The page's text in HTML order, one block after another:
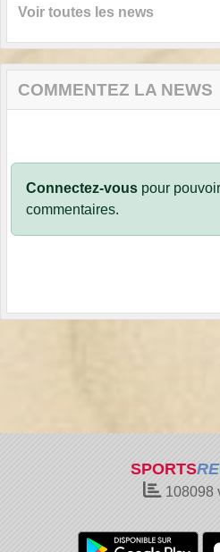
Voir toutes les news
COMMENTEZ LA NEWS
Connectez-vous pour
commentaires.
SPORTS
108098